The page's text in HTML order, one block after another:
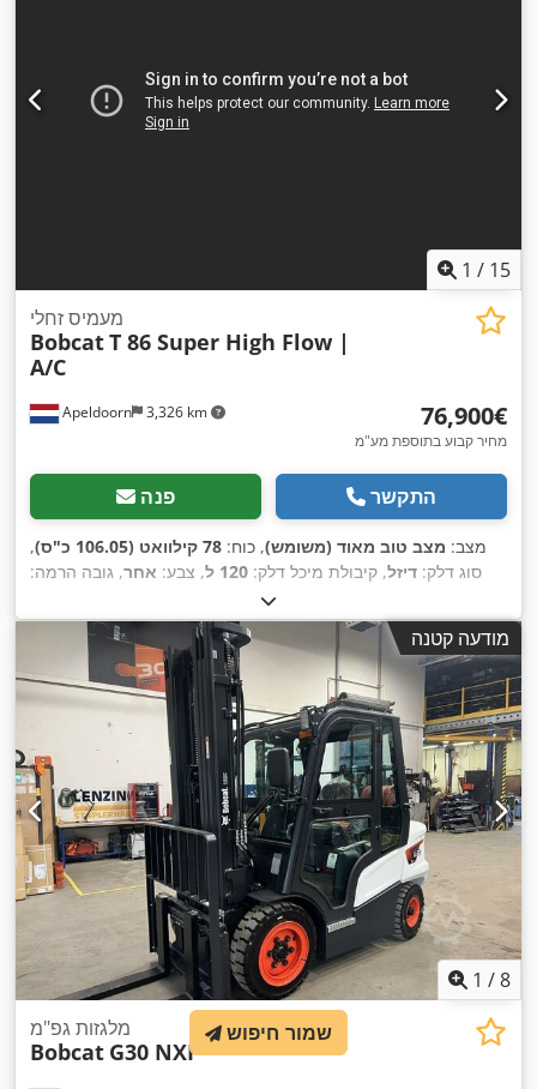
1 / 15
Apeldoorn 3,326 km
מעמיס זחלי
BobcatT 86 Super High Flow |
A/C
‏76,900 ‏€
מחיר קבוע בתוספת מע"מ
פנה התקשר
מצב: מצב טוב מאוד (משומש), כוח: 78 קילוואט (106.05 כ"ס)
,
סוג דלק: דיזל, קיבולת מיכל דלק: 120 ל , צבע: אחר, גובה הרמה:
, שנת ייצור:
אוויר,
מודעה קטנה
1 /8
מלגזות גפ"מ
Bobcat G30 NXP
שמור חיפוש